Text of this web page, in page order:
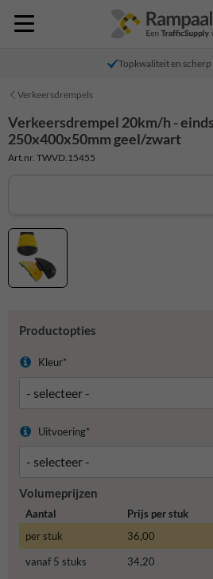
Topkwaliteit en
Verkeersdrempels
Verkeersdrempel 20km/h -
250x400x50mm geel/zwart
Art.nr. TWVD.15455
Productopties
Kleur*
Uitvoering*
Volumeprijzen
Aantal Prijs per stuk
per stuk
36,00
vanaf 5 stuks
34,20